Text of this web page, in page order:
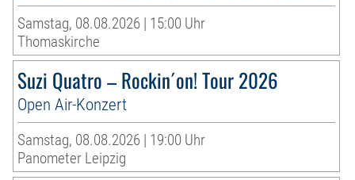
Samstag, 08.08.2026 | 15:00 Uhr
Thomaskirche
Suzi Quatro – Rockin´on! Tour 2026
Open Air-Konzert
Samstag, 08.08.2026 | 19:00 Uhr
Panometer Leipzig